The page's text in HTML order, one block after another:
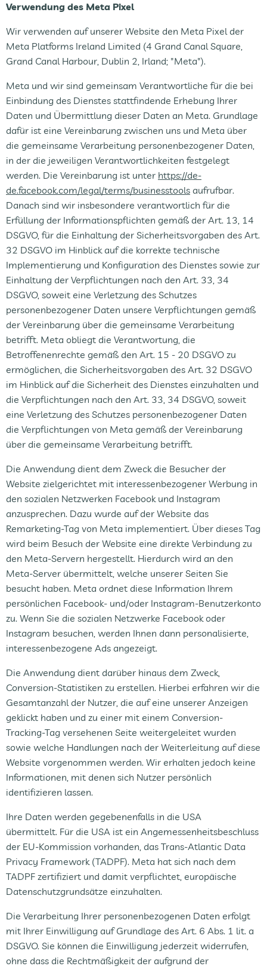
Verwendung des Meta Pixel
Wir verwenden auf unserer Website den Meta Pixel der
Meta Platforms Ireland Limited (4 Grand Canal Square,
Grand Canal Harbour, Dublin 2, Irland; "Meta").
Meta und wir sind gemeinsam Verantwortliche für die bei
Einbindung des Dienstes stattfindende Erhebung Ihrer
Daten und Übermittlung dieser Daten an Meta. Grundlage
dafür ist eine Vereinbarung zwischen uns und Meta über
die gemeinsame Verarbeitung personenbezogener Daten,
in der die jeweiligen Verantwortlichkeiten festgelegt
werden. Die Vereinbarung ist unter https://de-
de.facebook.com/legal/terms/businesstools aufrufbar.
Danach sind wir insbesondere verantwortlich für die
Erfüllung der Informationspflichten gemäß der Art. 13, 14
DSGVO, für die Einhaltung der Sicherheitsvorgaben des Art.
32 DSGVO im Hinblick auf die korrekte technische
Implementierung und Konfiguration des Dienstes sowie zur
Einhaltung der Verpflichtungen nach den Art. 33, 34
DSGVO, soweit eine Verletzung des Schutzes
personenbezogener Daten unsere Verpflichtungen gemäß
der Vereinbarung über die gemeinsame Verarbeitung
betrifft. Meta obliegt die Verantwortung, die
Betroffenenrechte gemäß den Art. 15 - 20 DSGVO zu
ermöglichen, die Sicherheitsvorgaben des Art. 32 DSGVO
im Hinblick auf die Sicherheit des Dienstes einzuhalten und
die Verpflichtungen nach den Art. 33, 34 DSGVO, soweit
eine Verletzung des Schutzes personenbezogener Daten
die Verpflichtungen von Meta gemäß der Vereinbarung
über die gemeinsame Verarbeitung betrifft.
Die Anwendung dient dem Zweck die Besucher der
Website zielgerichtet mit interessenbezogener Werbung in
den sozialen Netzwerken Facebook und Instagram
anzusprechen. Dazu wurde auf der Website das
Remarketing-Tag von Meta implementiert. Über dieses Tag
wird beim Besuch der Website eine direkte Verbindung zu
den Meta-Servern hergestellt. Hierdurch wird an den
Meta-Server übermittelt, welche unserer Seiten Sie
besucht haben. Meta ordnet diese Information Ihrem
persönlichen Facebook- und/oder Instagram-Benutzerkonto
zu. Wenn Sie die sozialen Netzwerke Facebook oder
Instagram besuchen, werden Ihnen dann personalisierte,
interessenbezogene Ads angezeigt.
Die Anwendung dient darüber hinaus dem Zweck,
Conversion-Statistiken zu erstellen. Hierbei erfahren wir die
Gesamtanzahl der Nutzer, die auf eine unserer Anzeigen
geklickt haben und zu einer mit einem Conversion-
Tracking-Tag versehenen Seite weitergeleitet wurden
sowie welche Handlungen nach der Weiterleitung auf diese
Website vorgenommen werden. Wir erhalten jedoch keine
Informationen, mit denen sich Nutzer persönlich
identifizieren lassen.
Ihre Daten werden gegebenenfalls in die USA
übermittelt. Für die USA ist ein Angemessenheitsbeschluss
der EU-Kommission vorhanden, das Trans-Atlantic Data
Privacy Framework (TADPF). Meta hat sich nach dem
TADPF zertifiziert und damit verpflichtet, europäische
Datenschutzgrundsätze einzuhalten.
Die Verarbeitung Ihrer personenbezogenen Daten erfolgt
mit Ihrer Einwilligung auf Grundlage des Art. 6 Abs. 1 lit. a
DSGVO. Sie können die Einwilligung jederzeit widerrufen,
ohne dass die Rechtmäßigkeit der aufgrund der